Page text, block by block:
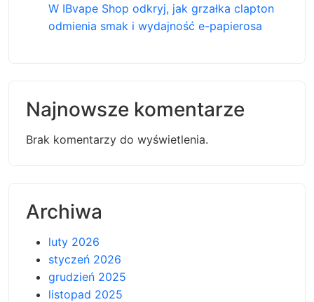
W IBvape Shop odkryj, jak grzałka clapton
odmienia smak i wydajność e-papierosa
Najnowsze komentarze
Brak komentarzy do wyświetlenia.
Archiwa
luty 2026
styczeń 2026
grudzień 2025
listopad 2025